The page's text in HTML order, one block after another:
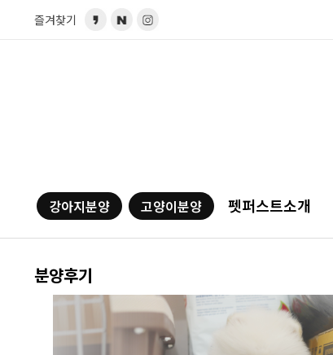
즐겨찾기
강아지분양 고양이분양 펫퍼스트소개
분양후기